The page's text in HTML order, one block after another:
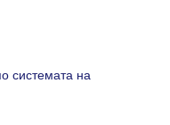
системата на